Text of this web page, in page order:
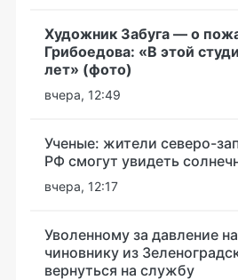
Художник Забуга — о
Грибоедова: «В этой
лет» (фото)
вчера, 12:49
Ученые: жители северо-
РФ смогут увидеть
вчера, 12:17
Уволенному за давление
чиновнику из
вернуться на службу